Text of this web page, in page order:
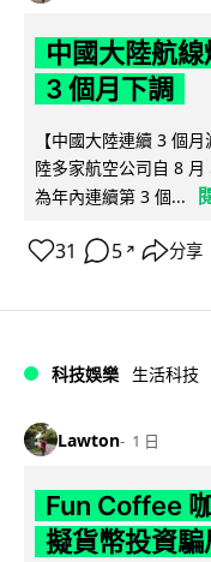
中國大陸航
3 個月下調
【中國大陸連續 3 個
陸多家航空公司自 8 月
為年內連續第 3 個...
31 5 ↗ 分享
科技娛樂 生活科技
Lawton 1 日
Fun Coffee
擬貨幣投資